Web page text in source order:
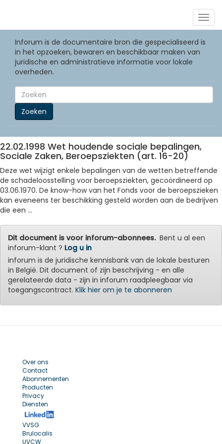
Inforum is de documentaire bron die gespecialiseerd is
in het opzoeken, bewaren en beschikbaar maken van
juridische en administratieve informatie voor lokale
overheden.
Zoeken
22.02.1998 Wet houdende sociale bepalingen,
Sociale Zaken, Beroepsziekten (art. 16-20)
Deze wet wijzigt enkele bepalingen van de wetten betreffende
de schadeloosstelling voor beroepsziekten, gecoördineerd op
03.06.1970. De know-how van het Fonds voor de beroepszieken
kan eveneens ter beschikking gesteld worden aan de bedrijven
die een ...
Dit document is voor inforum-abonnees.Bent u al een
inforum-klant ? Log u in
inforum is de juridische kennisbank van de lokale besturen
in België. Dit document of zijn beschrijving - en alle
gerelateerde data - zijn in inforum raadpleegbaar via
toegangscontract. Klik hier om je te abonneren
Over ons
Contact
Abonnementen
Producten
Privacy
Diensten
VVSG
Brulocalis
UVCW